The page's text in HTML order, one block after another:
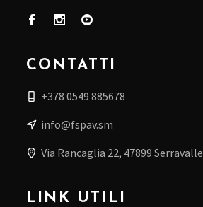
CONTATTI
+378 0549 885678
info@fspav.sm
Via Rancaglia 22, 47899 Serravalle
LINK UTILI